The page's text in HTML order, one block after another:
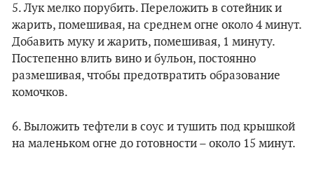
5. Лук мелко порубить. Переложить в сотейник и
жарить, помешивая, на среднем огне около 4 минут.
Добавить муку и жарить, помешивая, 1 минуту.
Постепенно влить вино и бульон, постоянно
размешивая, чтобы предотвратить образование
комочков.
6. Выложить тефтели в соус и тушить под крышкой
на маленьком огне до готовности – около 15 минут.